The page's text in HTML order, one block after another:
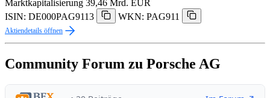
Marktkapitalisierung 39,46 Mrd. EUR
ISIN: DE000PAG9113
WKN: PAG911
Aktiendetails öffnen
Community Forum zu Porsche AG